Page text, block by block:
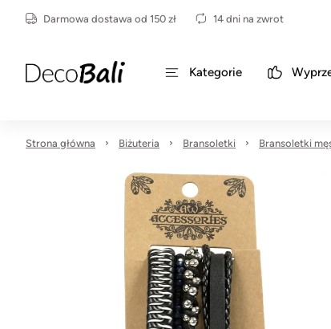
Darmowa dostawa od 150 zł 14 dni na zwrot
Kategorie
Strona główna Biżuteria Bransoletki Bransoletki